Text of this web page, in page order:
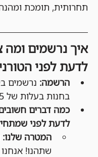
תחרותית, תומכת
איך נרשמים ומה
לדעת לפני
הרשמה: נרשמים
בחנות בעלות של 25 ש"ח.
כמה דברים
לדעת לפני
המטרה שלנו:
שתהנו! אנחנו